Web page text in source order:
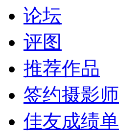
论坛
评图
推荐作品
签约摄影师
佳友成绩单